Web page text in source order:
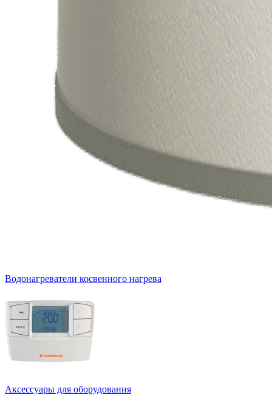
Водонагреватели косвенного нагрева
Аксессуары для оборудования